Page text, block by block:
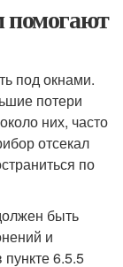
помогают
под окнами.
потери
них, часто
отсекал
по
быть
и
пункте 6.5.5